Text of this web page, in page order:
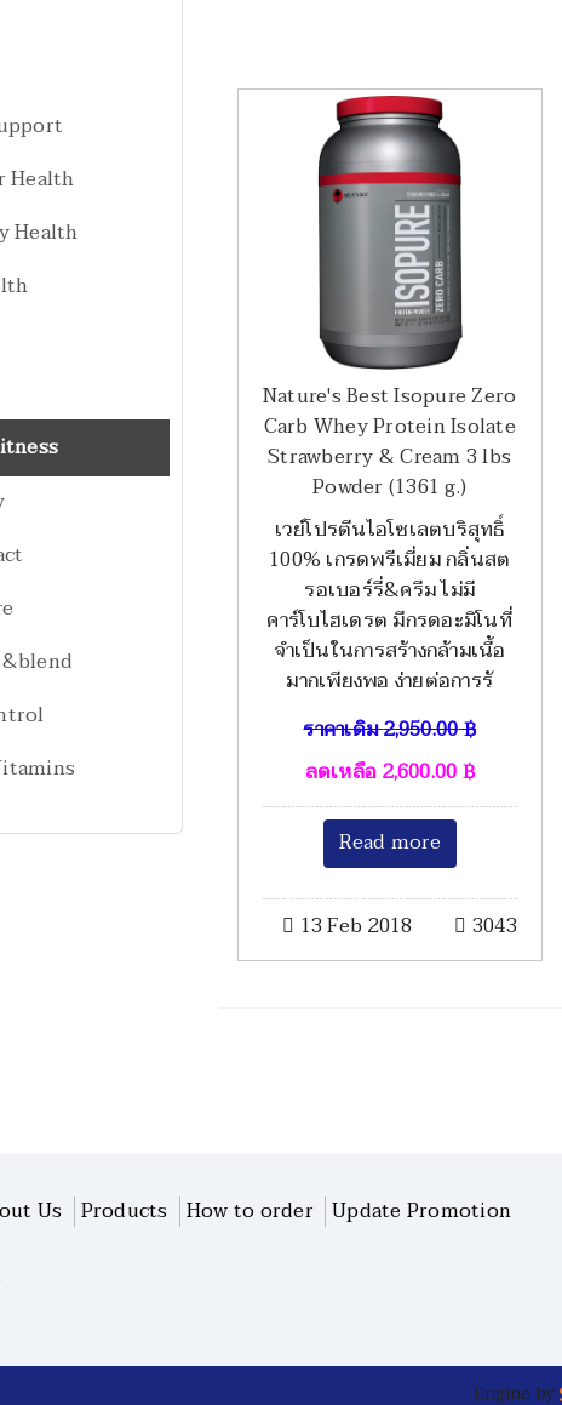
Health
Health
Nature's Best Isopure Zero
Carb Whey Protein Isolate
Strawberry & Cream 3 lbs
Powder (1361 g.)
เวย์โปรตีนไอโซเลตบริสุทธิ์
100% เกรดพรีเมี่ยม กลิ่นสต
รอเบอร์รี่&ครีม ไม่มี
คาร์โบไฮเดรต มีกรดอะมิโนที่
จำเป็นในการสร้างกล้ามเนื้อ
มากเพียงพอ ง่ายต่อการรั
ราคาเดิม2,950.00฿
ลดเหลือ2,600.00฿
Read more
13 Feb 2018 3043
Us Products How to order Update Promotion
Engine by